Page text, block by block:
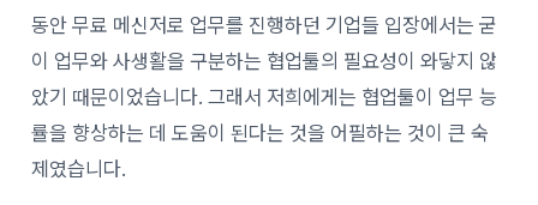
동안 무료 메신저로 업무를 진행하던 기업들 입장에서는 굳
이 업무와 사생활을 구분하는 협업툴의 필요성이 와닿지 않
았기 때문이었습니다. 그래서 저희에게는 협업툴이 업무 능
률을 향상하는 데 도움이 된다는 것을 어필하는 것이 큰 숙
제였습니다.